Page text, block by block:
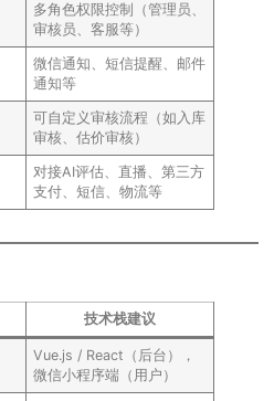
多角色权限控制（管理员、
审核员、客服等）
微信通知、短信提醒、邮件
通知等
可自定义审核流程（如入库
审核、估价审核）
对接AI评估、直播、第三方
支付、短信、物流等
技术栈建议
Vue.js / React（后台），
微信小程序端（用户）